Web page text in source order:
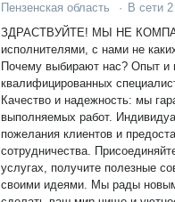
Пензенская область · В сети
ЗДРАСТВУЙТЕ! МЫ НЕ
исполнителями, с нами не
Почему выбирают нас? Опыт и профессионализм: команда
квалифицированных
Качество и надежность: мы
выполняемых работ.
пожелания клиентов и
сотрудничества. Присоединяйтесь к нам! Узнайте больше о наших
услугах, получите полезные
своими идеями. Мы рады